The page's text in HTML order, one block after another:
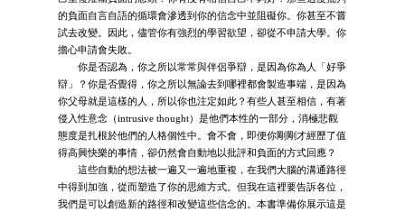
的負面自言自語的循環會滲透到你的信念中並阻礙你。你甚至不嘗
試去改變。因此，儘管你有強烈的學習欲望，卻從不申請大學。你
擔心申請會失敗。
你是否認為，你之所以常常與伴侶爭辯，是因為你為人「好爭
辯」？你是否覺得，你之所以無論去到哪裡都會製造事端，是因為
你父母就是這樣的人，所以你也注定如此？有些人甚至相信，有著
侵入性意念（intrusive thought）是他們本性的一部分，消極悲觀
態度是扎根於他們的人格個性中。會不會，即便你剛剛才經歷了值
得高興快樂的事情，卻仍然會自動地以批評和負面的方式回應？
這些自動的想法被一遍又一遍地重複，在我們大腦的溝通路徑
中得到加強，從而塑造了你的思維方式。但我在這裡要告訴各位，
我們是可以創造新的路徑和改變這些信念的。本書準備你展示這是